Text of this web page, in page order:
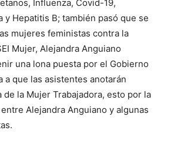
Influenza, Covid-19,
y Hepatitis B; también pasó que se
mujeres feministas contra la
Mujer, Alejandra Anguiano
una lona puesta por el Gobierno
a que las asistentes anotarán
de la Mujer Trabajadora, esto por la
Alejandra Anguiano y algunas